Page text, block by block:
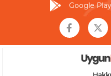
Google Play